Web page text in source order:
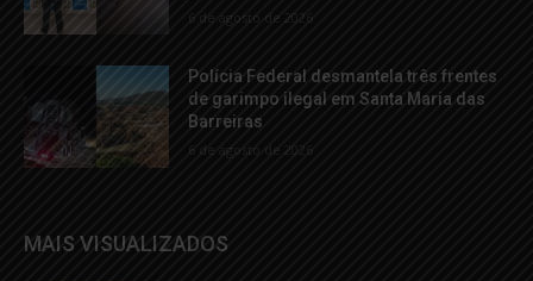
6 de agosto de 2026
Polícia Federal desmantela três frentes
de garimpo ilegal em Santa Maria das
Barreiras
6 de agosto de 2026
MAIS VISUALIZADOS